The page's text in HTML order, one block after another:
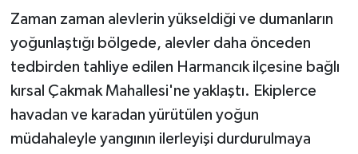
Zaman zaman alevlerin yükseldiği ve dumanların
yoğunlaştığı bölgede, alevler daha önceden
tedbirden tahliye edilen Harmancık ilçesine bağlı
kırsal Çakmak Mahallesi'ne yaklaştı. Ekiplerce
havadan ve karadan yürütülen yoğun
müdahaleyle yangının ilerleyişi durdurulmaya